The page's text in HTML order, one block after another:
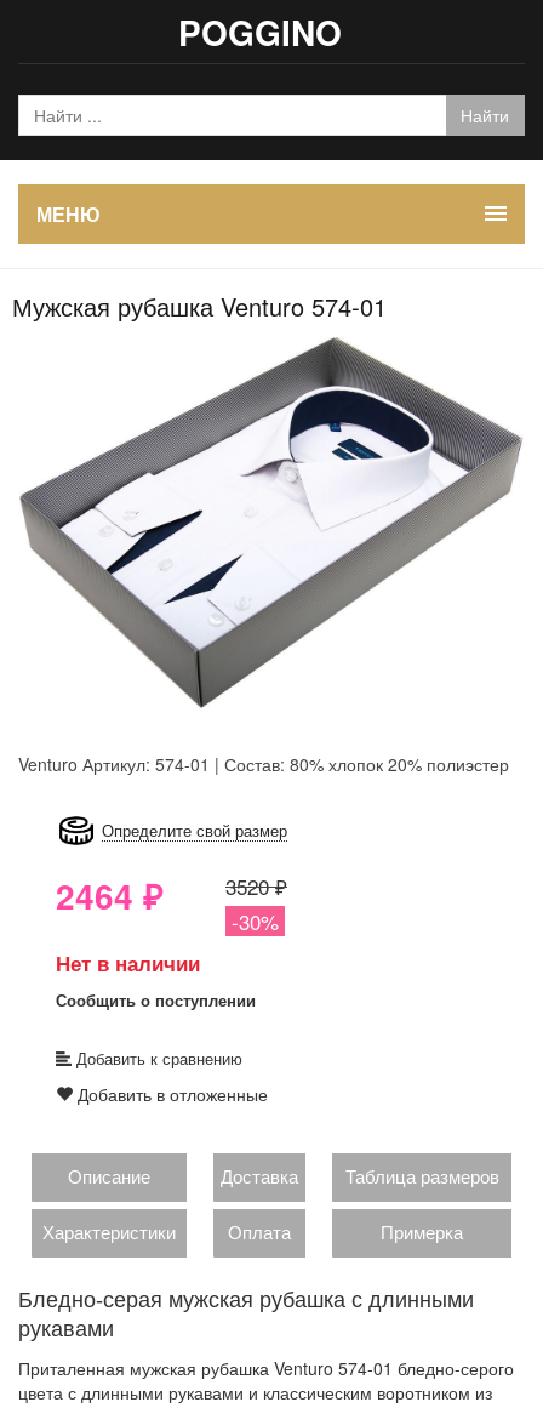
POGGINO
МЕНЮ
Мужская рубашка Venturo 574-01
Venturo Артикул: 574-01 | Состав: 80% хлопок 20% полиэстер
Определите свой размер
2464 ₽
3520 ₽
-30%
Нет в наличии
Сообщить о поступлении
Добавить к сравнению
Добавить в отложенные
Описание Доставка Таблица размеров
Характеристики Оплата Примерка
Бледно-серая мужская рубашка с длинными
рукавами
Приталенная мужская рубашка Venturo 574-01 бледно-серого
цвета с длинными рукавами и классическим воротником из